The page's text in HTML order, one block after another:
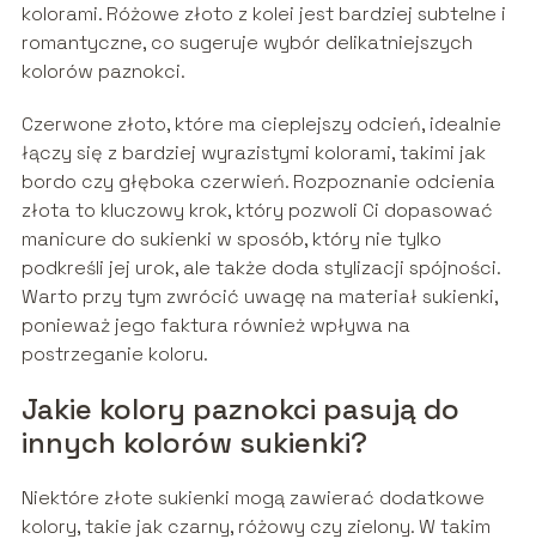
kolorami. Różowe złoto z kolei jest bardziej subtelne i
romantyczne, co sugeruje wybór delikatniejszych
kolorów paznokci.
Czerwone złoto, które ma cieplejszy odcień, idealnie
łączy się z bardziej wyrazistymi kolorami, takimi jak
bordo czy głęboka czerwień. Rozpoznanie odcienia
złota to kluczowy krok, który pozwoli Ci dopasować
manicure do sukienki w sposób, który nie tylko
podkreśli jej urok, ale także doda stylizacji spójności.
Warto przy tym zwrócić uwagę na materiał sukienki,
ponieważ jego faktura również wpływa na
postrzeganie koloru.
Jakie kolory paznokci pasują do
innych kolorów sukienki?
Niektóre złote sukienki mogą zawierać dodatkowe
kolory, takie jak czarny, różowy czy zielony. W takim